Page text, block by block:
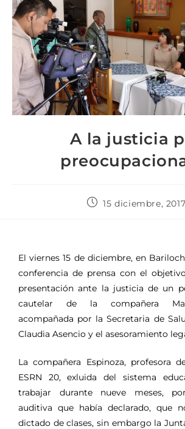
A la justicia
15 diciembre, 2017
El viernes 15 de diciembre, en
conferencia de prensa con el
presentación ante la justicia de un
cautelar de la compañera
acompañada por la Secretaria de
Claudia Asencio y el asesoramiento
La compañera Espinoza, profesora
ESRN 20, exluida del sistema
trabajar durante nueve meses,
auditiva que había declarado, que
dictado de clases, sin embargo la